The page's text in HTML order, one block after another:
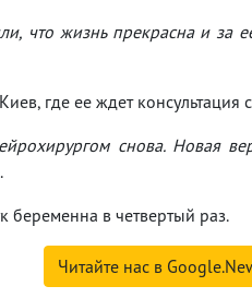
что жизнь прекрасна и за
где ее ждет консультация
снова. Новая
беременна в четвертый раз.
Читайте нас в